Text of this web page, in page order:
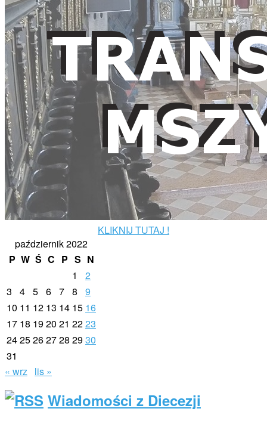
KLIKNIJ TUTAJ !
październik 2022
P W Ś C P S N
1
2
3
4 5 6 7 8
9
10 11 12 13 14 15 16
17 18 1920 21 2223
2425262728 2930
31
« wrz lis »
Wiadomości z Diecezji